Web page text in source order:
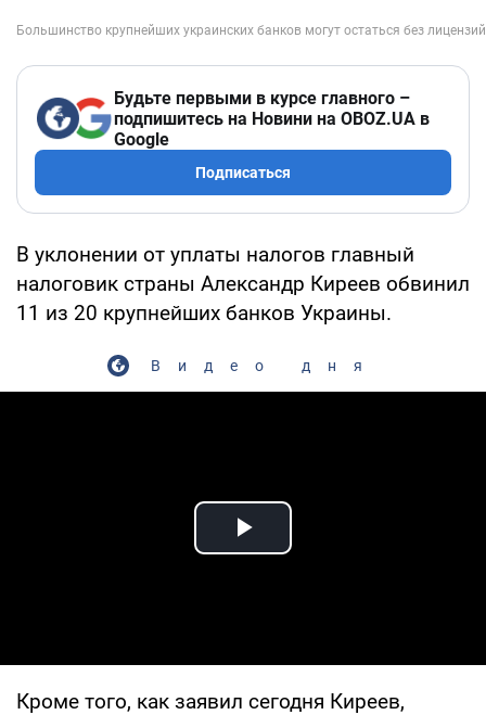
Будьте первыми в курсе главного –
подпишитесь на Новини на OBOZ.UA в
Google
Подписаться
В уклонении от уплаты налогов главный
налоговик страны Александр Киреев обвинил
11 из 20 крупнейших банков Украины.
Видео дня
Play Video
Кроме того, как заявил сегодня Киреев,